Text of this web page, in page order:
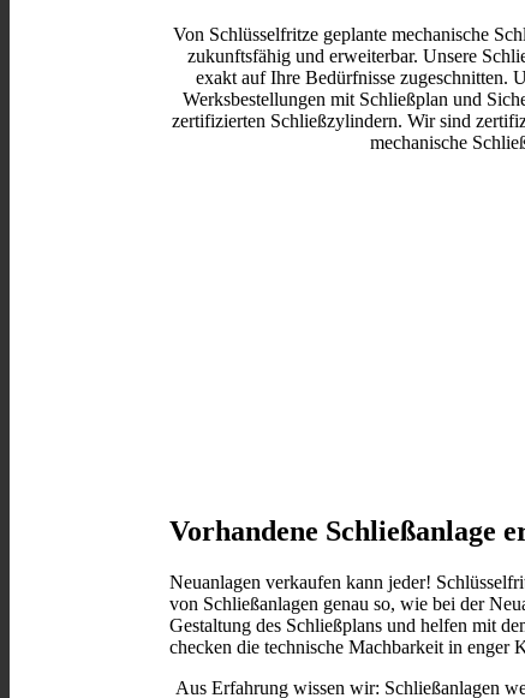
Von Schlüsselfritze geplante mechanische
zukunftsfähig und erweiterbar. Unsere
exakt auf Ihre Bedürfnisse zugeschnitten.
Werksbestellungen mit Schließplan und
zertifizierten Schließzylindern. Wir sind
mechanische
Vorhandene Schließanlage
Neuanlagen verkaufen kann jeder!
von Schließanlagen genau so, wie bei der
Gestaltung des Schließplans und helfen mit
checken die technische Machbarkeit in enger
Aus Erfahrung wissen wir: Schließanlagen